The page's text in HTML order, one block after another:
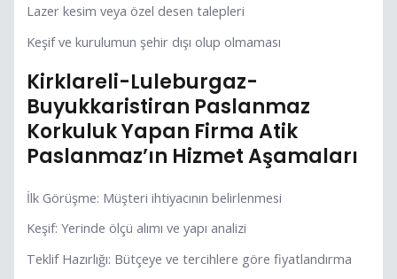
Lazer kesim veya özel desen talepleri
Keşif ve kurulumun şehir dışı olup olmaması
Kirklareli-Luleburgaz-
Buyukkaristiran Paslanmaz
Korkuluk Yapan Firma Atik
Paslanmaz’ın Hizmet Aşamaları
İlk Görüşme: Müşteri ihtiyacının belirlenmesi
Keşif: Yerinde ölçü alımı ve yapı analizi
Teklif Hazırlığı: Bütçeye ve tercihlere göre fiyatlandırma